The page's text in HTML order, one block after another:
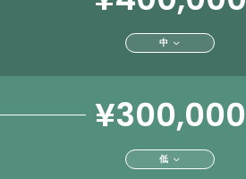
中
¥300,000
低